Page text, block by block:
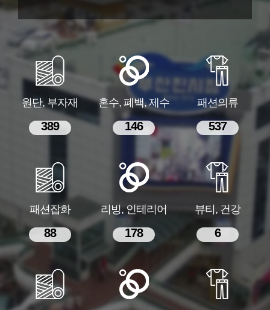
원단, 부자재
389
혼수, 폐백, 제수
146
패션의류
537
패션잡화
88
리빙, 인테리어
178
뷰티, 건강
6